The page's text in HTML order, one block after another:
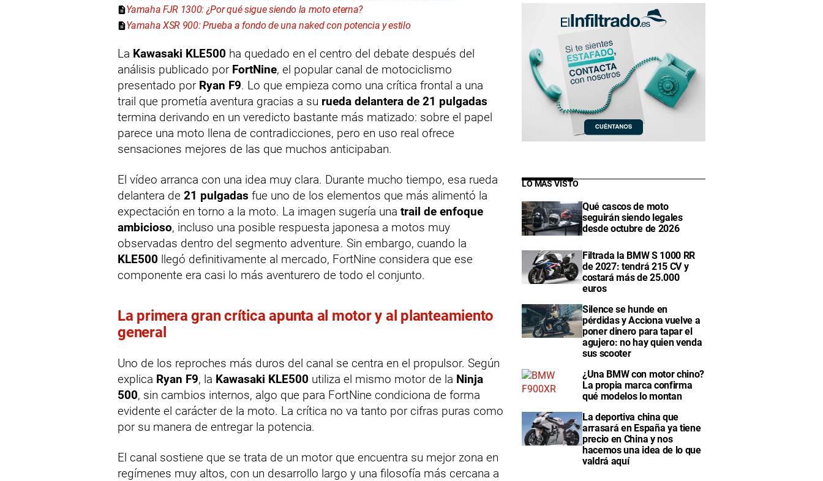
Yamaha FJR 1300: ¿Por qué sigue siendo la moto eterna?
Yamaha XSR 900: Prueba a fondo de una naked con potencia y estilo
La Kawasaki KLE500 ha quedado en el centro del debate después del
análisis publicado por FortNine, el popular canal de motociclismo
presentado por Ryan F9. Lo que empieza como una crítica frontal a una
trail que prometía aventura gracias a su rueda delantera de 21 pulgadas
termina derivando en un veredicto bastante más matizado: sobre el papel
parece una moto llena de contradicciones, pero en uso real ofrece
sensaciones mejores de las que muchos anticipaban.
El vídeo arranca con una idea muy clara. Durante mucho tiempo, esa rueda
delantera de 21 pulgadas fue uno de los elementos que más alimentó la
expectación en torno a la moto. La imagen sugería una trail de enfoque
ambicioso, incluso una posible respuesta japonesa a motos muy
observadas dentro del segmento adventure. Sin embargo, cuando la
KLE500 llegó definitivamente al mercado, FortNine considera que ese
componente era casi lo más aventurero de todo el conjunto.
La primera gran crítica apunta al motor y al planteamiento
general
Uno de los reproches más duros del canal se centra en el propulsor. Según
explica Ryan F9, la Kawasaki KLE500 utiliza el mismo motor de la Ninja
500, sin cambios internos, algo que para FortNine condiciona de forma
evidente el carácter de la moto. La crítica no va tanto por cifras puras como
por su manera de entregar la potencia.
El canal sostiene que se trata de un motor que encuentra su mejor zona en
regímenes muy altos, con un desarrollo largo y una filosofía más cercana a
LO MÁS VISTO
Qué cascos de moto
seguirán siendo legales
desde octubre de 2026
Filtrada la BMW S 1000 RR
de 2027: tendrá 215 CV y
costará más de 25.000
euros
Silence se hunde en
pérdidas y Acciona vuelve a
poner dinero para tapar el
agujero: no hay quien venda
sus scooter
¿Una BMW con motor chino?
La propia marca confirma
qué modelos lo montan
La deportiva china que
arrasará en España ya tiene
precio en China y nos
hacemos una idea de lo que
valdrá aquí